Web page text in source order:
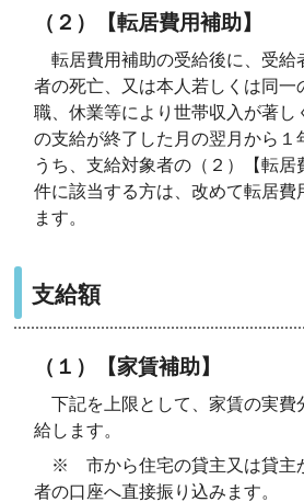
（２）【転居費用補助】
転居費用補助の受給後に、受給
者の死亡、又は本人若しくは同一
職、休業等により世帯収入が著し
の支給が終了した月の翌月から１
うち、支給対象者の（２）【転
件に該当する方は、改めて転居費
ます。
支給額
（１）【家賃補助】
下記を上限として、家賃の実費
給します。
※ 市から住宅の貸主又は貸主
者の口座へ直接振り込みます。